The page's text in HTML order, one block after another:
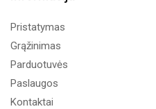
Pristatymas
Grąžinimas
Parduotuvės
Paslaugos
Kontaktai